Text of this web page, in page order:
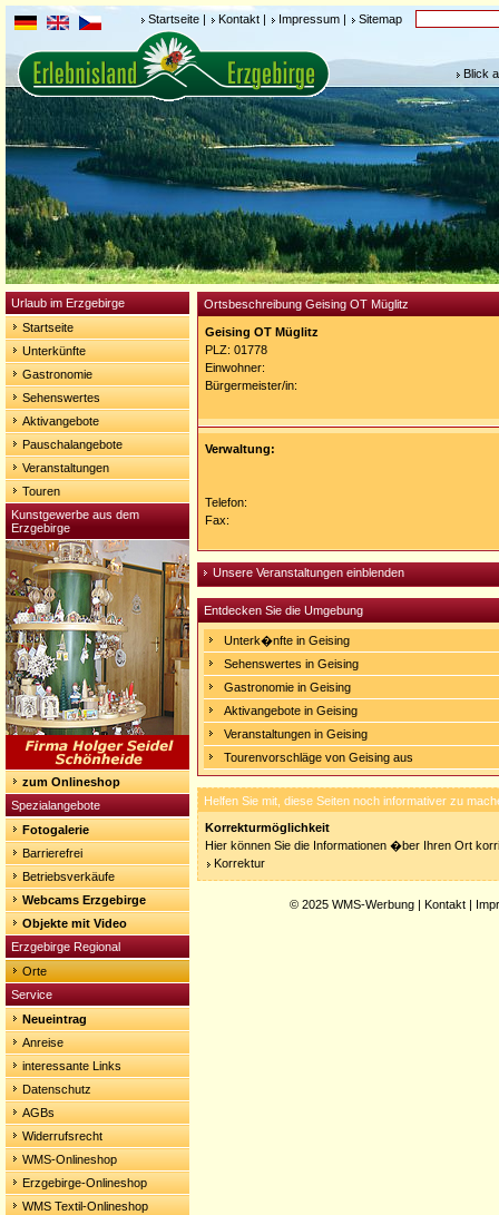
Startseite | Kontakt | Impressum | Sitemap
Blick
Urlaub im Erzgebirge
Startseite
Unterkünfte
Gastronomie
Sehenswertes
Aktivangebote
Pauschalangebote
Veranstaltungen
Touren
Kunstgewerbe aus dem
Erzgebirge
zum Onlineshop
Spezialangebote
Fotogalerie
Barrierefrei
Betriebsverkäufe
Webcams Erzgebirge
Objekte mit Video
Erzgebirge Regional
Orte
Service
Neueintrag
Anreise
interessante Links
Datenschutz
AGBs
Widerrufsrecht
WMS-Onlineshop
Erzgebirge-Onlineshop
WMS Textil-Onlineshop
Ortsbeschreibung Geising OT Müglitz
Geising OT Müglitz
PLZ: 01778
Einwohner:
Bürgermeister/in:
Verwaltung:
Telefon:
Fax:
Unsere Veranstaltungen einblenden
Entdecken Sie die Umgebung
Unterk�nfte in Geising
Sehenswertes in Geising
Gastronomie in Geising
Aktivangebote in Geising
Veranstaltungen in Geising
Tourenvorschläge von Geising aus
Helfen Sie mit, diese Seiten noch informativer zu
Korrekturmöglichkeit
Hier können Sie die Informationen �ber Ihren Ort
Korrektur
© 2025 WMS-Werbung | Kontakt |